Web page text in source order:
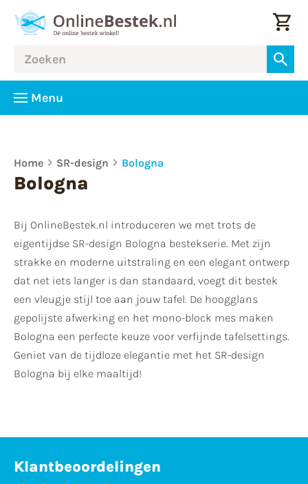
Menu
Home SR-design Bologna
Bologna
Bij OnlineBestek.nl introduceren we met trots de
eigentijdse SR-design Bologna bestekserie. Met zijn
strakke en moderne uitstraling en een elegant ontwerp
dat net iets langer is dan standaard, voegt dit bestek
een vleugje stijl toe aan jouw tafel. De hoogglans
gepolijste afwerking en het mono-block mes maken
Bologna een perfecte keuze voor verfijnde tafelsettings.
Geniet van de tijdloze elegantie met het SR-design
Bologna bij elke maaltijd!
Klantbeoordelingen